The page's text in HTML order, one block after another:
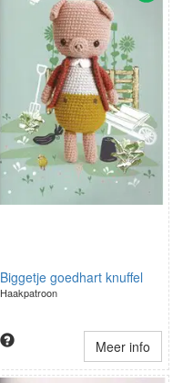
Biggetje goedhart knuffel
Haakpatroon
Meer info